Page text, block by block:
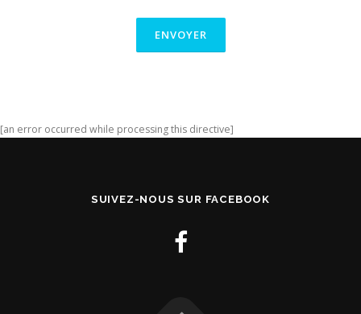
[an error occurred while processing this directive]
SUIVEZ-NOUS SUR FACEBOOK